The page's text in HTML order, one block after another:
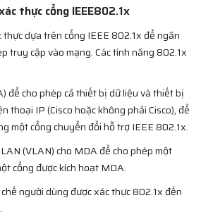
thực cổng IEEE802.1x
dựa trên cổng IEEE 802.1x để ngăn
truy cập vào mạng. Các tính năng 802.1x
để cho phép cả thiết bị dữ liệu và thiết bị
thoại IP (Cisco hoặc không phải Cisco), để
một cổng chuyển đổi hỗ trợ IEEE 802.1x.
(VLAN) cho MDA để cho phép một
cổng được kích hoạt MDA.
người dùng được xác thực 802.1x đến